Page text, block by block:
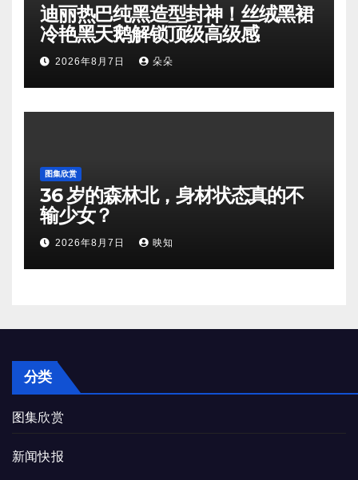
迪丽热巴纯黑造型封神！丝绒黑裙
冷艳黑天鹅解锁顶级高级感
2026年8月7日 朵朵
图集欣赏
36 岁的森林北，身材状态真的不
输少女？
2026年8月7日 映知
分类
图集欣赏
新闻快报